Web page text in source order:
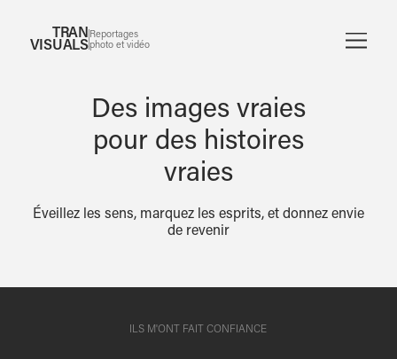
TRAN
VISUALS
Reportages
photo et vidéo
Des images vraies
pour des histoires
vraies
Éveillez les sens, marquez les esprits, et donnez envie
de revenir
ILS M'ONT FAIT CONFIANCE